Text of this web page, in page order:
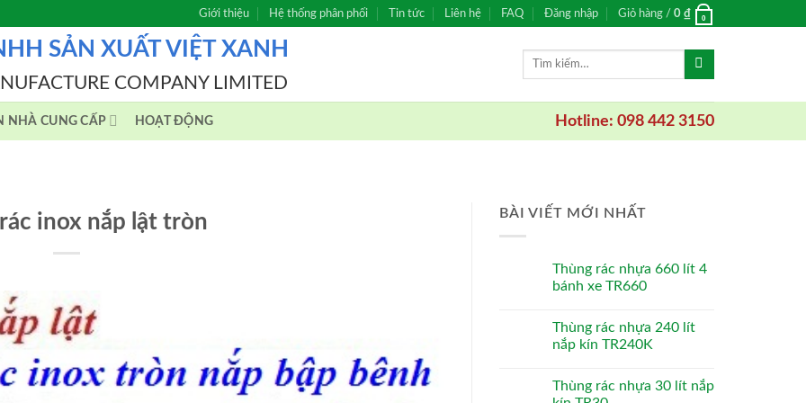
Giới thiệu Hệ thống phân phối Tin tức Liên hệ FAQ Đăng nhập Giỏ hàng / 0 ₫ 0
SẢN XUẤT VIỆT XANH
COMPANY LIMITED
Tìm
NHÀ CUNG CẤP HOẠT ĐỘNG Hotline: 098 442 3150
inox nắp lật tròn BÀI VIẾT MỚI NHẤT
Thùng rác nhựa 660 lít 4
bánh xe TR660
Thùng rác nhựa 240 lít
nắp kín TR240K
Thùng rác nhựa 30 lít nắp